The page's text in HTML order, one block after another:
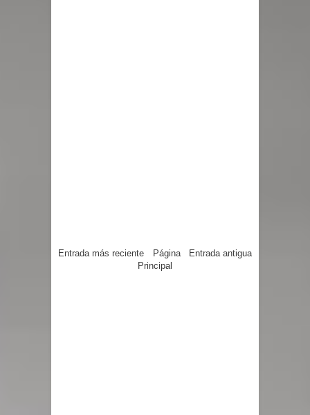
Entrada más reciente Entrada antigua
Página
Principal